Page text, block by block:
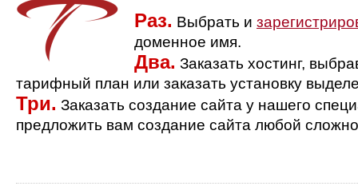
Раз. Выбрать и
доменное имя.
Два. Заказать хостинг,
тарифный план или заказать установку
Три. Заказать создание сайта у нашего
предложить вам создание сайта любой